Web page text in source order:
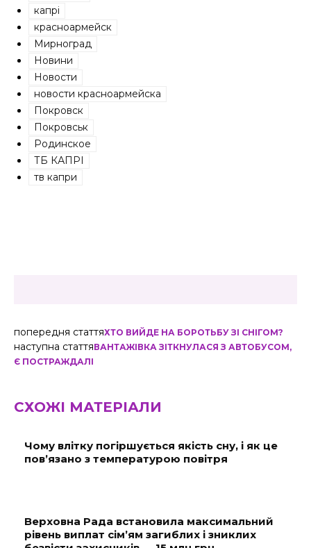
капрі
красноармейск
Мирноград
Новини
Новости
новости красноармейска
Покровск
Покровськ
Родинское
ТБ КАПРІ
тв капри
попередня статтяХТО ВИЙДЕ НА БОРОТЬБУ ЗІ СНІГОМ?
наступна статтяВАНТАЖІВКА ЗІТКНУЛАСЯ З АВТОБУСОМ,
Є ПОСТРАЖДАЛІ
СХОЖІ МАТЕРІАЛИ
Чому влітку погіршується якість сну, і як це
пов’язано з температурою повітря
Верховна Рада встановила максимальний
рівень виплат сім’ям загиблих і зниклих